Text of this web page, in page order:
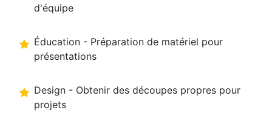
d'équipe
Éducation - Préparation de matériel pour
présentations
Design - Obtenir des découpes propres pour
projets